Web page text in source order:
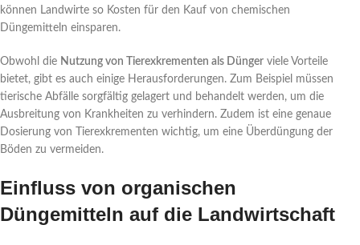
können Landwirte so Kosten für den Kauf von chemischen
Düngemitteln einsparen.
Obwohl die Nutzung von Tierexkrementen als Dünger viele Vorteile
bietet, gibt es auch einige Herausforderungen. Zum Beispiel müssen
tierische Abfälle sorgfältig gelagert und behandelt werden, um die
Ausbreitung von Krankheiten zu verhindern. Zudem ist eine genaue
Dosierung von Tierexkrementen wichtig, um eine Überdüngung der
Böden zu vermeiden.
Einfluss von organischen
Düngemitteln auf die Landwirtschaft